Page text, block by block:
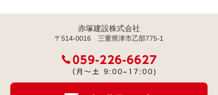
赤塚建設株式会社
〒514-0016 三重県津市乙部775-1